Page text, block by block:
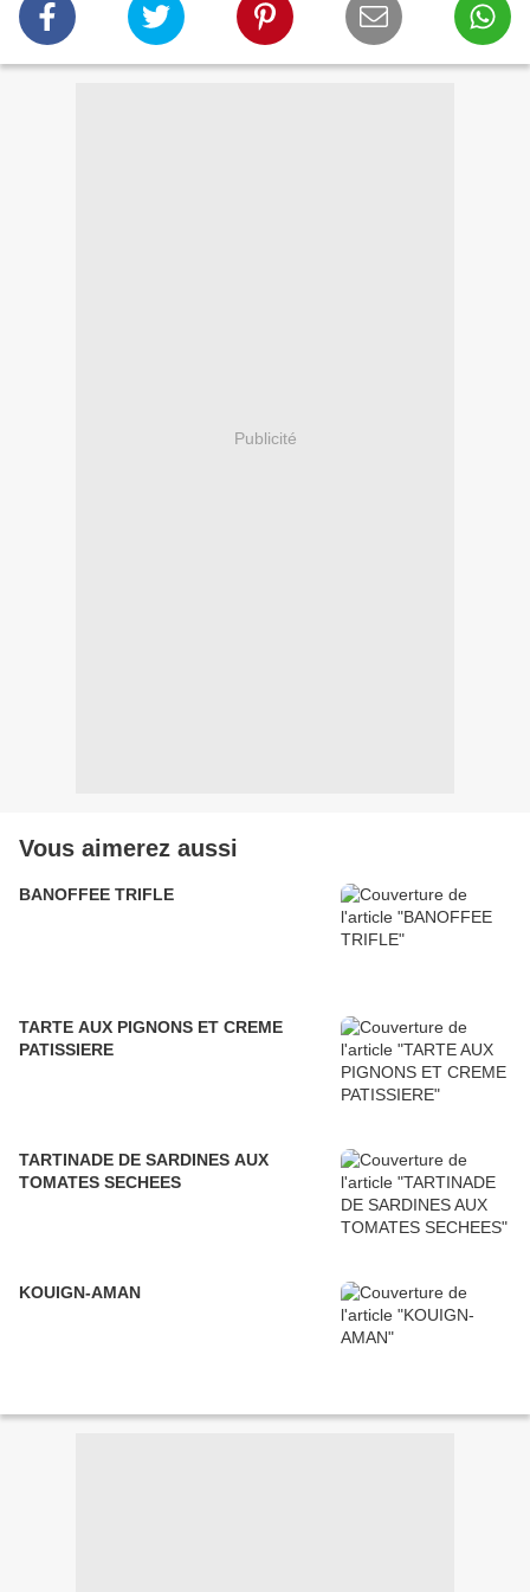
Publicité
Vous aimerez aussi
BANOFFEE TRIFLE
TARTE AUX PIGNONS ET CREME
PATISSIERE
TARTINADE DE SARDINES AUX
TOMATES SECHEES
KOUIGN-AMAN